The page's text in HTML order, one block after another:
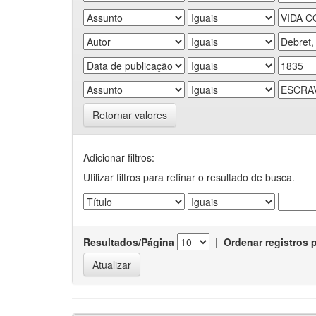
Retornar valores
Adicionar filtros:
Utilizar filtros para refinar o resultado de busca.
Resultados/Página | Ordenar registros